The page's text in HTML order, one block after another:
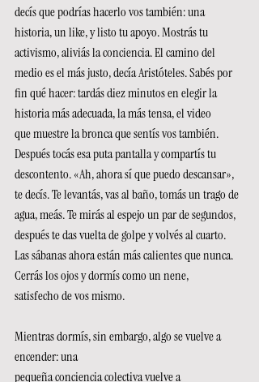
decís que podrías hacerlo vos también: una
historia, un like, y listo tu apoyo. Mostrás tu
activismo, aliviás la conciencia. El camino del
medio es el más justo, decía Aristóteles. Sabés por
fin qué hacer: tardás diez minutos en elegir la
historia más adecuada, la más tensa, el video
que muestre la bronca que sentís vos también.
Después tocás esa puta pantalla y compartís tu
descontento. «Ah, ahora sí que puedo descansar»,
te decís. Te levantás, vas al baño, tomás un trago de
agua, meás. Te mirás al espejo un par de segundos,
después te das vuelta de golpe y volvés al cuarto.
Las sábanas ahora están más calientes que nunca.
Cerrás los ojos y dormís como un nene,
satisfecho de vos mismo.
Mientras dormís, sin embargo, algo se vuelve a
encender: una
pequeña conciencia colectiva vuelve a